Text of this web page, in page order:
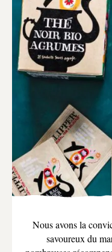
Nous avons la
savoureux du